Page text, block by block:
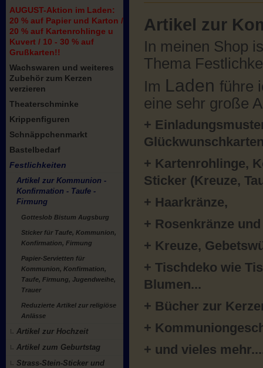
AUGUST-Aktion im Laden:
20 % auf Papier und Karton /
20 % auf Kartenrohlinge u
Kuvert / 10 - 30 % auf
Grußkarten!!
Wachswaren und weiteres
Zubehör zum Kerzen
verzieren
Theaterschminke
Krippenfiguren
Schnäppchenmarkt
Bastelbedarf
Festlichkeiten
Artikel zur Kommunion -
Konfirmation - Taufe -
Firmung
Gotteslob Bistum Augsburg
Sticker für Taufe, Kommunion,
Konfirmation, Firmung
Papier-Servietten für
Kommunion, Konfirmation,
Taufe, Firmung, Jugendweihe,
Trauer
Reduzierte Artikel zur religiöse
Anlässe
Artikel zur Hochzeit
Artikel zum Geburtstag
Strass-Stein-Sticker und
Artikel zur
In meinen Shop
Thema
Im Laden führe
eine sehr große
+
+ Kartenrohlinge,
Sticker (Kreuze,
+ Haarkränze,
+ Rosenkränze
+ Kreuze,
+ Tischdeko wie
Blumen...
+ Bücher zur
+
+ und vieles